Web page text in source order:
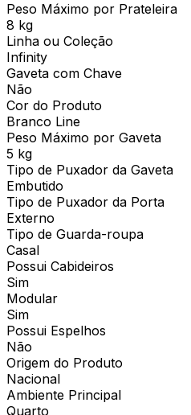
Peso Máximo por Prateleira
8 kg
Linha ou Coleção
Infinity
Gaveta com Chave
Não
Cor do Produto
Branco Line
Peso Máximo por Gaveta
5 kg
Tipo de Puxador da Gaveta
Embutido
Tipo de Puxador da Porta
Externo
Tipo de Guarda-roupa
Casal
Possui Cabideiros
Sim
Modular
Sim
Possui Espelhos
Não
Origem do Produto
Nacional
Ambiente Principal
Quarto